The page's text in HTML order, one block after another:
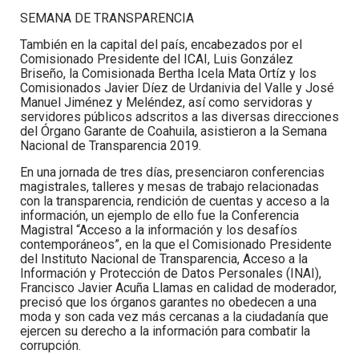
SEMANA DE TRANSPARENCIA
También en la capital del país, encabezados por el
Comisionado Presidente del ICAI, Luis González
Briseño, la Comisionada Bertha Icela Mata Ortíz y los
Comisionados Javier Díez de Urdanivia del Valle y José
Manuel Jiménez y Meléndez, así como servidoras y
servidores públicos adscritos a las diversas direcciones
del Órgano Garante de Coahuila, asistieron a la Semana
Nacional de Transparencia 2019.
En una jornada de tres días, presenciaron conferencias
magistrales, talleres y mesas de trabajo relacionadas
con la transparencia, rendición de cuentas y acceso a la
información, un ejemplo de ello fue la Conferencia
Magistral “Acceso a la información y los desafíos
contemporáneos”, en la que el Comisionado Presidente
del Instituto Nacional de Transparencia, Acceso a la
Información y Protección de Datos Personales (INAI),
Francisco Javier Acuña Llamas en calidad de moderador,
precisó que los órganos garantes no obedecen a una
moda y son cada vez más cercanas a la ciudadanía que
ejercen su derecho a la información para combatir la
corrupción.